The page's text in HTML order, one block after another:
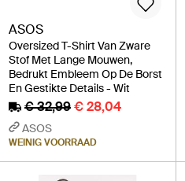
ASOS
Oversized T-Shirt Van Zware
Stof Met Lange Mouwen,
Bedrukt Embleem Op De Borst
En Gestikte Details - Wit
€ 32,99€ 28,04
ASOS
WEINIG VOORRAAD